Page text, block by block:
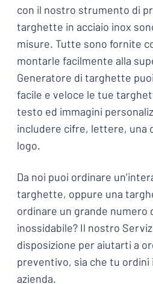
con il nostro strumento di
targhette in acciaio inox
misure. Tutte sono fornite
montarle facilmente alla
Generatore di targhette
facile e veloce le tue
testo ed immagini
includere cifre, lettere, una
logo.
Da noi puoi ordinare
targhette, oppure una
ordinare un grande numero
inossidabile? Il nostro
disposizione per aiutarti a
preventivo, sia che tu ordini
azienda.